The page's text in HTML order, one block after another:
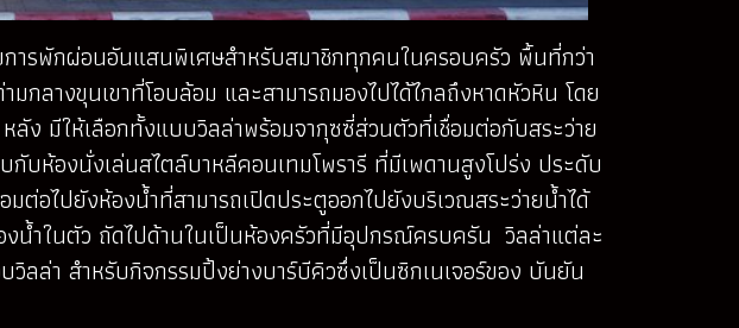
ารพักผ่อนอันแสนพิเศษสำหรับสมาชิกทุกคนในครอบครัว พื้นที่กว่า
กลางขุนเขาที่โอบล้อม และสามารถมองไปได้ไกลถึงหาดหัวหิน โดย
ง มีให้เลือกทั้งแบบวิลล่าพร้อมจากุซซี่ส่วนตัวที่เชื่อมต่อกับสระว่าย
บห้องนั่งเล่นสไตล์บาหลีคอนเทมโพรารี ที่มีเพดานสูงโปร่ง ประดับ
อไปยังห้องน้ำที่สามารถเปิดประตูออกไปยังบริเวณสระว่ายน้ำได้
น้ำในตัว ถัดไปด้านในเป็นห้องครัวที่มีอุปกรณ์ครบครัน วิลล่าแต่ละ
ล่า สำหรับกิจกรรมปิ้งย่างบาร์บีคิวซึ่งเป็นซิกเนเจอร์ของ บันยัน